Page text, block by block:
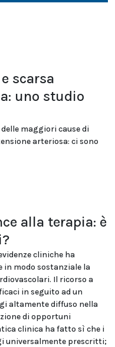
scarsa
uno studio
maggiori cause di
arteriosa: ci sono
alla terapia: è
cliniche ha
modo sostanziale la
Il ricorso a
in seguito ad un
altamente diffuso nella
di opportuni
clinica ha fatto sì che i
universalmente prescritti;